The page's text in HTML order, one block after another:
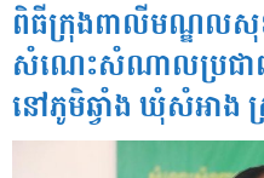
ពិធីក្រុងពាលីមណ្ឌលសុ
សំណេះសំណាលប្រជា
នៅភូមិឆ្វាំង ឃុំសំអាង